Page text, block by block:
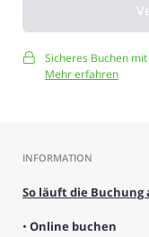
Sicheres Buchen mit
Mehr erfahren
INFORMATION
So läuft die Buchung
• Online buchen